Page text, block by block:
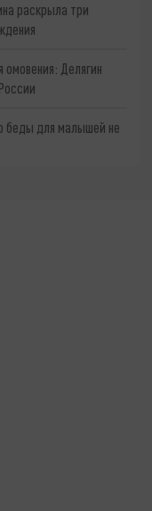
раскрыла три
Делягин
беды для малышей не